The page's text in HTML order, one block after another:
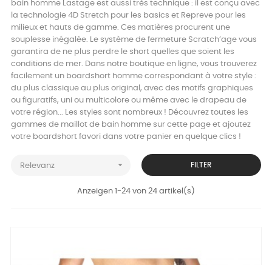
bain homme Lastage est aussi très technique : il est conçu avec
la technologie 4D Stretch pour les basics et Repreve pour les
milieux et hauts de gamme. Ces matières procurent une
souplesse inégalée. Le système de fermeture Scratch’age vous
garantira de ne plus perdre le short quelles que soient les
conditions de mer. Dans notre boutique en ligne, vous trouverez
facilement un boardshort homme correspondant à votre style :
du plus classique au plus original, avec des motifs graphiques
ou figuratifs, uni ou multicolore ou même avec le drapeau de
votre région... Les styles sont nombreux ! Découvrez toutes les
gammes de maillot de bain homme sur cette page et ajoutez
votre boardshort favori dans votre panier en quelque clics !
Relevanz  FILTER
Anzeigen 1-24 von 24 artikel(s)